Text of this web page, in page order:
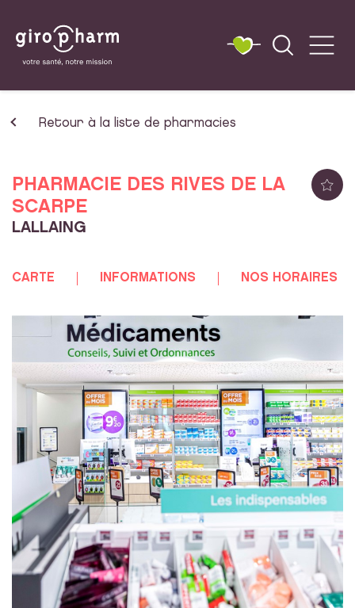
Retour à la liste de pharmacies
PHARMACIE DES RIVES DE LA
SCARPE
LALLAING
CARTE INFORMATIONS NOS HORAIRES